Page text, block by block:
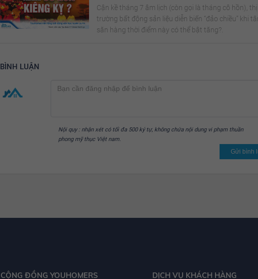
Cận kề tháng 7 âm lịch (còn gọi là tháng cô hồn), thị
trường bất động sản liệu diễn biến “đảo chiều” khi
săn hàng thời điểm này có thể bật tăng?.
BÌNH LUẬN
Nội quy : nhận xét có tối đa 500 ký tự, không chứa nội dung vi phạm thuần
phong mỹ thục Việt nam.
Gửi bình
CỘNG ĐỒNG YOUHOMERS DỊCH VỤ KHÁCH HÀNG